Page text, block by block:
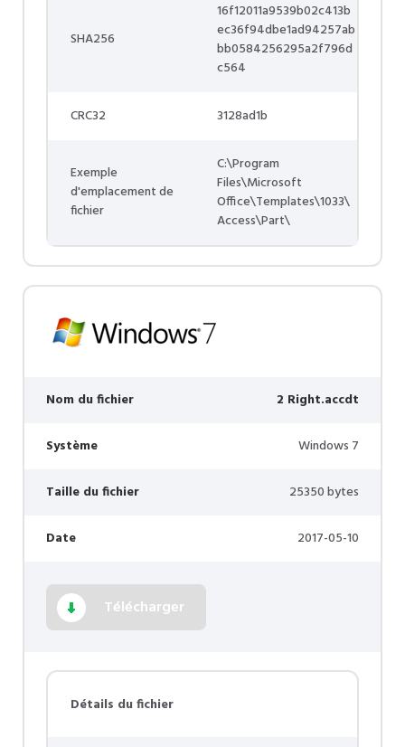
SHA256
16f12011a9539b02c413b
ec36f94dbe1ad94257ab
bb0584256295a2f796d
c564
CRC32 3128ad1b
Exemple
d'emplacement de
fichier
C:\Program
Files\Microsoft
Office\Templates\1033\
Access\Part\
Nom du fichier 2 Right.accdt
Système Windows 7
Taille du fichier 25350 bytes
Date 2017-05-10
Télécharger
Détails du fichier